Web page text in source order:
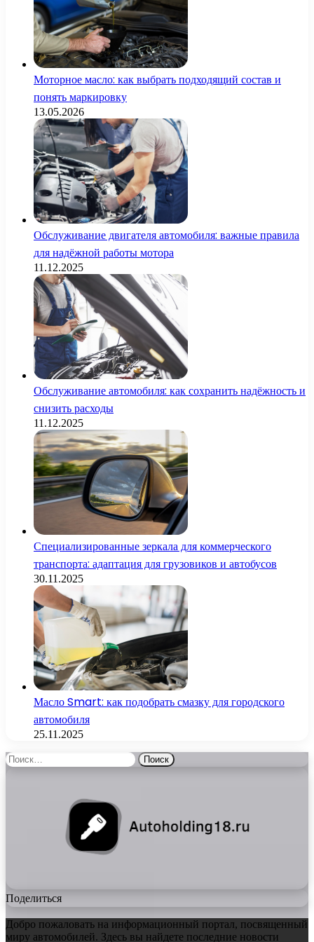
Моторное масло: как выбрать подходящий состав и
понять маркировку
13.05.2026
Обслуживание двигателя автомобиля: важные правила
для надёжной работы мотора
11.12.2025
Обслуживание автомобиля: как сохранить надёжность и
снизить расходы
11.12.2025
Специализированные зеркала для коммерческого
транспорта: адаптация для грузовиков и автобусов
30.11.2025
Масло Smart: как подобрать смазку для городского
автомобиля
25.11.2025
Найти:
Поделиться
Добро пожаловать на информационный портал, посвященный
миру автомобилей. Здесь вы найдете последние новости